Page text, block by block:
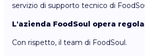
servizio di supporto tecnico di
L'azienda FoodSoul opera
Con rispetto, il team di FoodSoul.